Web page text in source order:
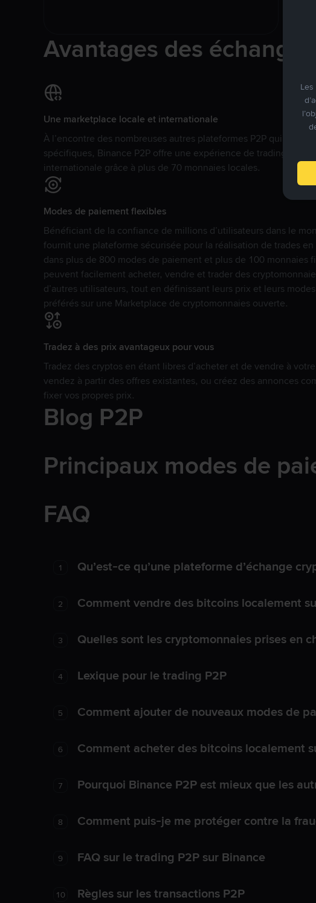
Avantages des échanges
Une marketplace locale et internationale
À l’encontre des nombreuses autres plateformes P2P qui ciblent
spécifiques, Binance P2P offre une expérience de trading
internationale grâce à plus de 70 monnaies locales.
Modes de paiement flexibles
Bénéficiant de la confiance de millions d’utilisateurs dans le
fournit une plateforme sécurisée pour la réalisation de trades
dans plus de 800 modes de paiement et plus de 100 monnaies
peuvent facilement acheter, vendre et trader des
d’autres utilisateurs, tout en définissant leurs prix et leurs
préférés sur une Marketplace de cryptomonnaies ouverte.
Tradez à des prix avantageux pour vous
Tradez des cryptos en étant libres d’acheter et de vendre à
vendez à partir des offres existantes, ou créez des annonces
fixer vos propres prix.
Blog P2P
Principaux modes de
FAQ
1 Qu’est-ce qu’une plateforme d’échange
2 Comment vendre des bitcoins localement
3 Quelles sont les cryptomonnaies prises en
4 Lexique pour le trading P2P
5 Comment ajouter de nouveaux modes de
6 Comment acheter des bitcoins localement
7 Pourquoi Binance P2P est mieux que les
8 Comment puis-je me protéger contre la
9 FAQ sur le trading P2P sur Binance
10 Règles sur les transactions P2P